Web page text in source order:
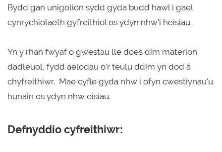
Bydd gan unigolion sydd gyda budd hawl i gael
cynrychiolaeth gyfreithiol os ydyn nhw'i heisiau.
Yn y rhan fwyaf o gwestau lle does dim materion
dadleuol, fydd aelodau o'r teulu ddim yn dod â
chyfreithiwr. Mae cyfle gyda nhw i ofyn cwestiynau'u
hunain os ydyn nhw eisiau.
Defnyddio cyfreithiwr: